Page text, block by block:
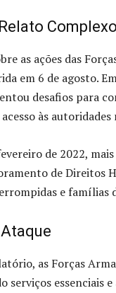
Complexo
as ações das
em 6 de agosto.
desafios para
às autoridades
de 2022,
de Direitos
e famílias
as Forças
serviços essenciais